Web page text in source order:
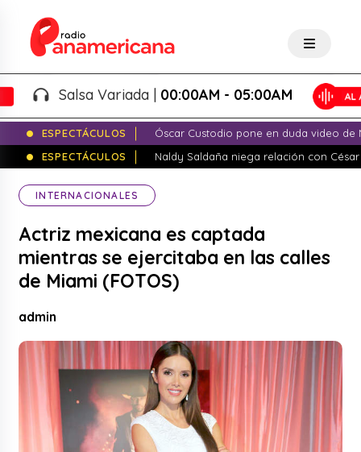
Salsa Variada |00:00AM - 05:00AM
ESPECTÁCULOS
Óscar Custodio pone en duda video de
ESPECTÁCULOS
Naldy Saldaña niega relación con
INTERNACIONALES
Actriz mexicana es captada
mientras se ejercitaba en las calles
de Miami (FOTOS)
admin